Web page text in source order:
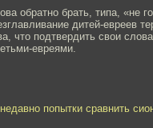
обратно брать, типа, «не
дитей-евреев
что подтвердить свои
евреями.
попытки сравнить